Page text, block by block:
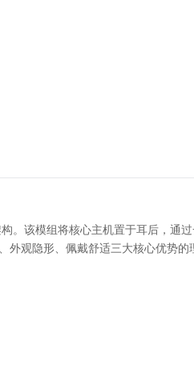
该模组将核心主机置于耳后，通
观隐形、佩戴舒适三大核心优势的